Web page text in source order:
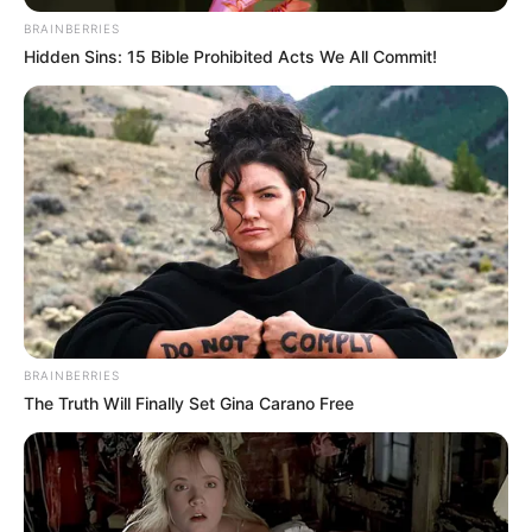
acordarnos que el decreto 530 del 2024 regula y acoge
ese día municipal de la bicicleta, con ello se espera
bicicleta”.
BRAINBERRIES
Hidden Sins: 15 Bible Prohibited Acts We All Commit!
BRAINBERRIES
The Truth Will Finally Set Gina Carano Free